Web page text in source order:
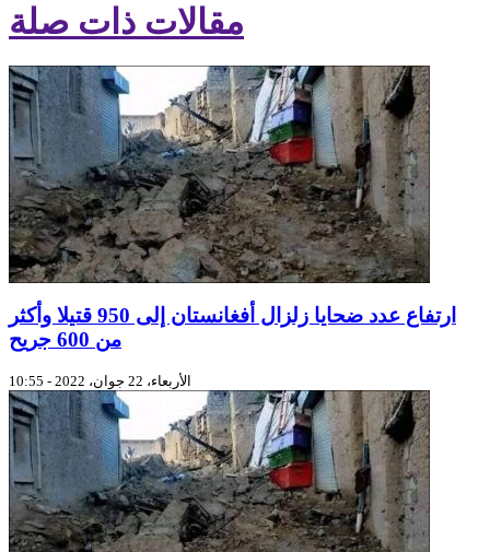
مقالات ذات صلة
ارتفاع عدد ضحايا زلزال أفغانستان إلى 950 قتيلا وأكثر
من 600 جريح
الأربعاء، 22 جوان، 2022 - 10:55